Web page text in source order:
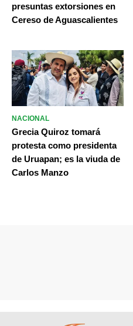
presuntas extorsiones en
Cereso de Aguascalientes
NACIONAL
Grecia Quiroz tomará
protesta como presidenta
de Uruapan; es la viuda de
Carlos Manzo